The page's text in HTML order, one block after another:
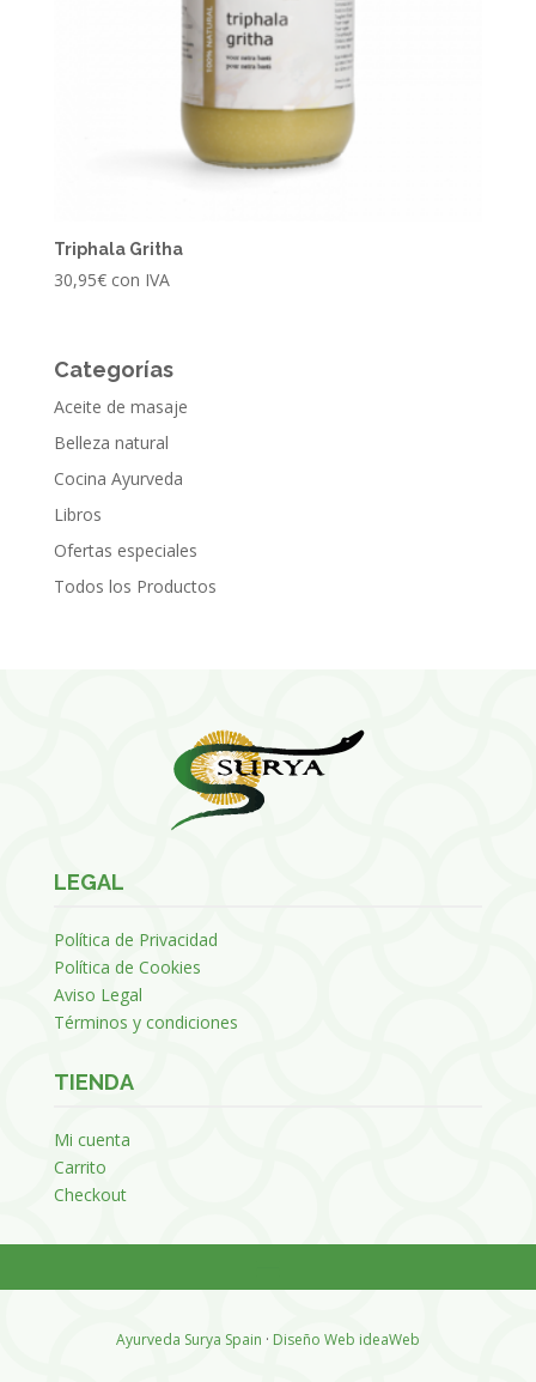
Triphala Gritha
30,95€ con IVA
Categorías
Aceite de masaje
Belleza natural
Cocina Ayurveda
Libros
Ofertas especiales
Todos los Productos
LEGAL
Política de Privacidad
Política de Cookies
Aviso Legal
Términos y condiciones
TIENDA
Mi cuenta
Carrito
Checkout
Ayurveda Surya Spain · Diseño Web ideaWeb